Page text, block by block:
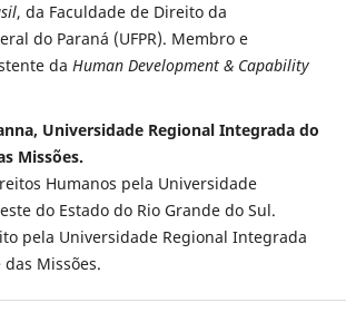
, da Faculdade de Direito da
do Paraná (UFPR). Membro e
da Human Development & Capability
Universidade Regional Integrada do
Missões.
Humanos pela Universidade
do Estado do Rio Grande do Sul.
pela Universidade Regional Integrada
Missões.